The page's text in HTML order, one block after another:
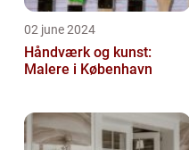
02 june 2024
Håndværk og kunst:
Malere i København